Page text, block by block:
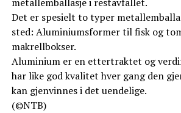
metallemballasje i restavfallet.
Det er spesielt to typer
sted: Aluminiumsformer til fisk og
makrellbokser.
Aluminium er en ettertraktet og
har like god kvalitet hver gang den
kan gjenvinnes i det uendelige.
(©NTB)